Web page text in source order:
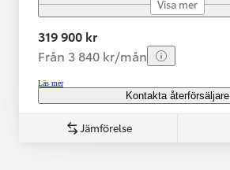
Visa mer
319 900 kr
Från 3 840 kr/mån
Läs mer
Kontakta återförsäljare
Jämförelse